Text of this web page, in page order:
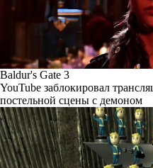
Baldur's Gate 3
YouTube заблокировал
постельной сцены с демоном